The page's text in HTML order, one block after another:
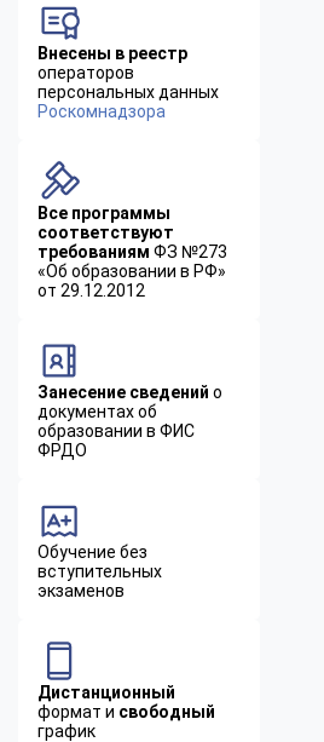
Внесены в реестр
операторов
персональных данных
Роскомнадзора
Все программы
соответствуют
требованиям ФЗ №273
«Об образовании в РФ»
от 29.12.2012
Занесение сведений о
документах об
образовании в ФИС
ФРДО
Обучение без
вступительных
экзаменов
Дистанционный
формат и свободный
график